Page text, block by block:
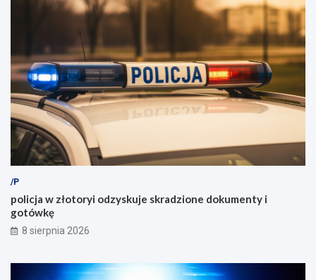
/P
policja w złotoryi odzyskuje skradzione dokumenty i
gotówkę
8 sierpnia 2026